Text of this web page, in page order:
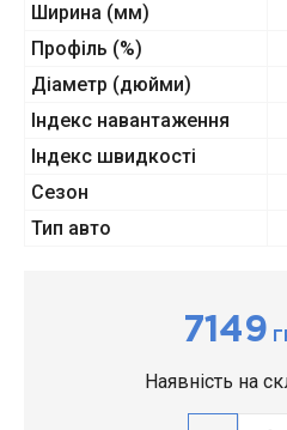
Ширина (мм)
Профіль (%)
Діаметр (дюйми)
Індекс навантаження
Індекс швидкості
Сезон
Тип авто
7149
Наявність на